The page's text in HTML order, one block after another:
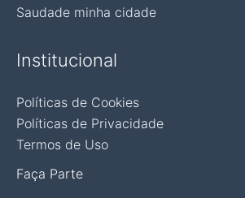
Saudade minha cidade
Institucional
Políticas de Cookies
Políticas de Privacidade
Termos de Uso
Faça Parte